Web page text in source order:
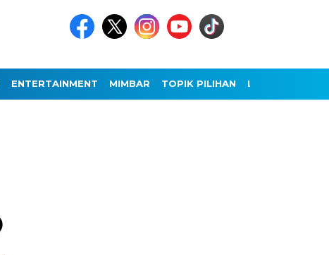
ENTERTAINMENT MIMBAR TOPIK PILIHAN LAINNYA